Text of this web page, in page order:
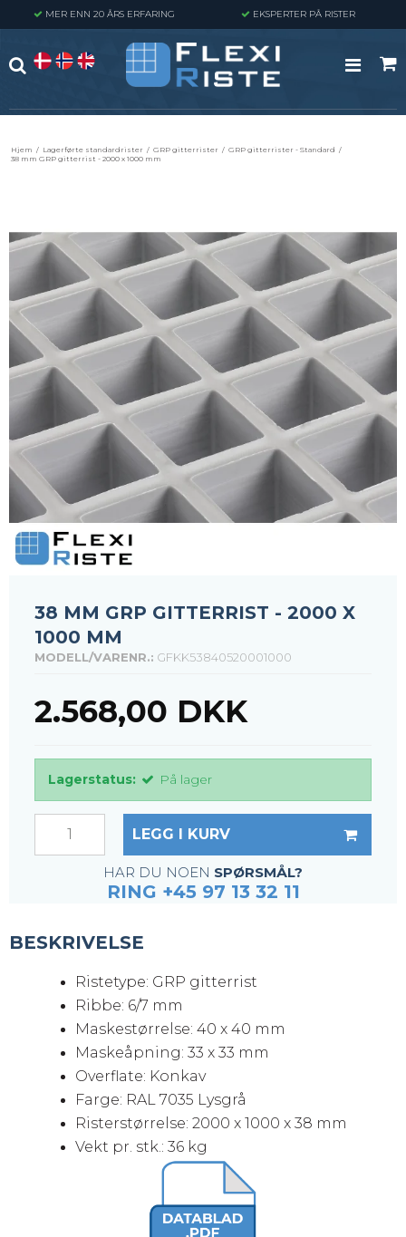
MER ENN 20 ÅRS ERFARING EKSPERTER PÅ RISTER
Hjem / Lagerførte standardrister / GRP gitterrister / GRP gitterrister - Standard /
38 mm GRP gitterrist - 2000 x 1000 mm
38 MM GRP GITTERRIST - 2000 X
1000 MM
MODELL/VARENR.: GFKK53840520001000
2.568,00 DKK
Lagerstatus: På lager
LEGG I KURV
HAR DU NOEN SPØRSMÅL?
RING +45 97 13 32 11
BESKRIVELSE
Ristetype: GRP gitterrist
Ribbe: 6/7 mm
Maskestørrelse: 40 x 40 mm
Maskeåpning: 33 x 33 mm
Overflate: Konkav
Farge: RAL 7035 Lysgrå
Risterstørrelse: 2000 x 1000 x 38 mm
Vekt pr. stk.: 36 kg